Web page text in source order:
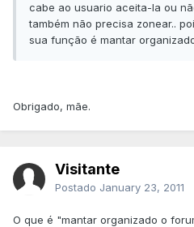
cabe ao usuario aceita-la ou
também não precisa zonear..
sua função é mantar
Obrigado, mãe.
Visitante
Postado January 23, 2011
O que é "mantar organizado o